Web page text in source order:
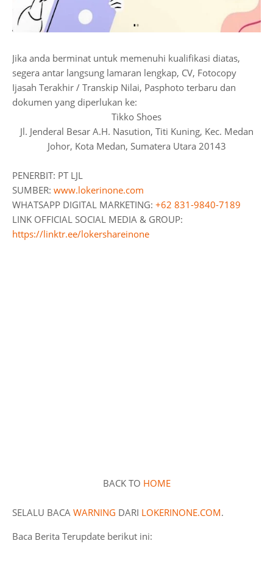
Jika anda berminat untuk memenuhi kualifikasi diatas,
segera antar langsung lamaran lengkap, CV, Fotocopy
Ijasah Terakhir / Transkip Nilai, Pasphoto terbaru dan
dokumen yang diperlukan ke:
Tikko Shoes
Jl. Jenderal Besar A.H. Nasution, Titi Kuning, Kec. Medan
Johor, Kota Medan, Sumatera Utara 20143
PENERBIT: PT LJL
SUMBER: www.lokerinone.com
WHATSAPP DIGITAL MARKETING: +62 831-9840-7189
LINK OFFICIAL SOCIAL MEDIA & GROUP:
https://linktr.ee/lokershareinone
BACK TO HOME
SELALU BACA WARNING DARI LOKERINONE.COM.
Baca Berita Terupdate berikut ini: